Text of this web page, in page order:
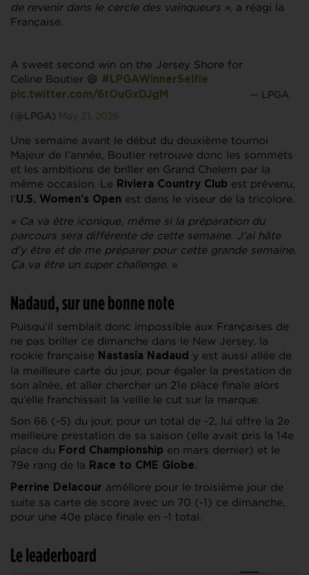
de revenir dans le cercle des vainqueurs », a réagi la
Française.
A sweet second win on the Jersey Shore for
Celine Boutier 😄 #LPGAWinnerSelfie
pic.twitter.com/6tOuGxDJgM
— LPGA
(@LPGA) May 31, 2026
Une semaine avant le début du deuxième tournoi
Majeur de l’année, Boutier retrouve donc les sommets
et les ambitions de briller en Grand Chelem par la
même occasion. Le Riviera Country Club est prévenu,
l’U.S. Women’s Open est dans le viseur de la tricolore.
« Ca va être iconique, même si la préparation du
parcours sera différente de cette semaine. J’ai hâte
d’y être et de me préparer pour cette grande semaine.
Ça va être un super challenge. »
Nadaud, sur une bonne note
Puisqu’il semblait donc impossible aux Françaises de
ne pas briller ce dimanche dans le New Jersey, la
rookie française Nastasia Nadaud y est aussi allée de
la meilleure carte du jour, pour égaler la prestation de
son aînée, et aller chercher un 21e place finale alors
qu’elle franchissait la veille le cut sur la marque.
Son 66 (-5) du jour, pour un total de -2, lui offre la 2e
meilleure prestation de sa saison (elle avait pris la 14e
place du Ford Championship en mars dernier) et le
79e rang de la Race to CME Globe.
Perrine Delacour améliore pour le troisième jour de
suite sa carte de score avec un 70 (-1) ce dimanche,
pour une 40e place finale en -1 total.
Le leaderboard